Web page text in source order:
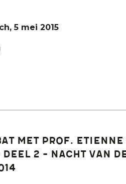
5 mei 2015
met prof. Etienne
2 - Nacht van